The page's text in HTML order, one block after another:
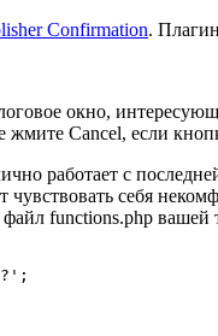
Confirmation.
окно,
Cancel, если
работает с
себя
файл functions.php